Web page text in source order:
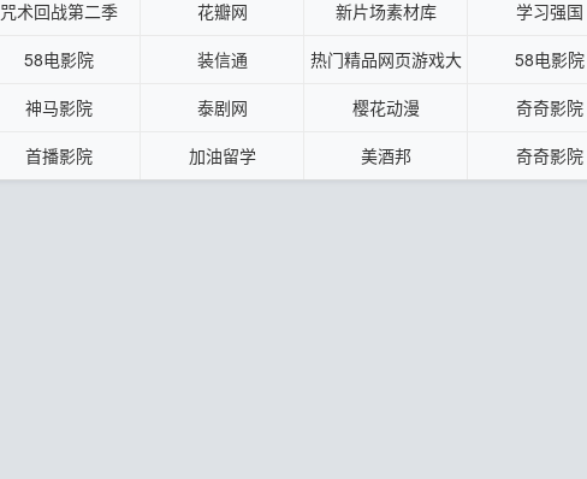
咒术回战第二季 花瓣网 新片场素材库 学习强国
58电影院 装信通
热门精品网页游戏大
全
58电影院
神马影院 泰剧网 樱花动漫 奇奇影院
首播影院 加油留学 美酒邦 奇奇影院